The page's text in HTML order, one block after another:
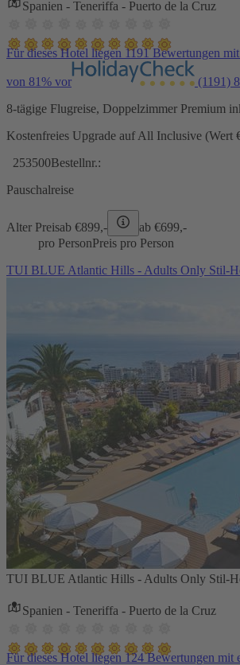
Spanien - Teneriffa - Puerto de la Cruz
Für dieses Hotel liegen 1191 Bewertungen
von 81% vor (1191)
8-tägige Flugreise, Doppelzimmer Premium
Kostenfreies Upgrade auf All Inclusive (Wert
253500Bestellnr.:
Pauschalreise
Alter Preisab €899,- ab €699,-
pro PersonPreis pro Person
TUI BLUE Atlantic Hills - Adults Only Stil-
TUI BLUE Atlantic Hills - Adults Only Stil-
Spanien - Teneriffa - Puerto de la Cruz
Für dieses Hotel liegen 124 Bewertungen mit